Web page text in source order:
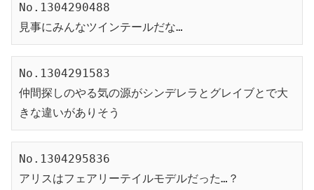
No.1304290488
見事にみんなツインテールだな…
No.1304291583
仲間探しのやる気の源がシンデレラとグレイブとで大
きな違いがありそう
No.1304295836
アリスはフェアリーテイルモデルだった…？